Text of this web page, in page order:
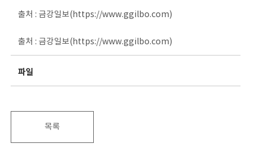
출처 : 금강일보(https://www.ggilbo.com)
출처 : 금강일보(https://www.ggilbo.com)
파일
목록